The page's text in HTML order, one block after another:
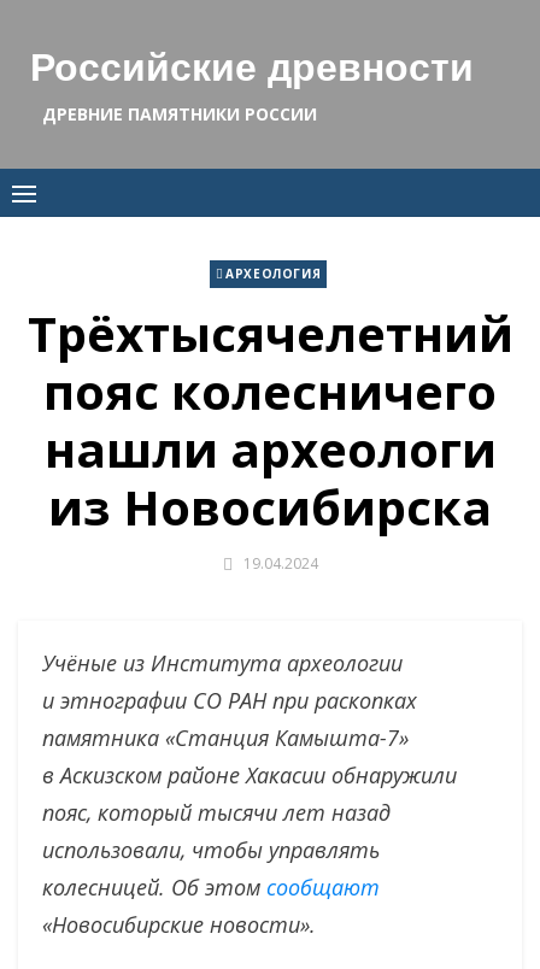
contentРоссийские древности
ДРЕВНИЕ ПАМЯТНИКИ РОССИИ
АРХЕОЛОГИЯ
Трёхтысячелетний
пояс колесничего
нашли археологи
из Новосибирска
19.04.2024
Учёные из Института археологии
и этнографии СО РАН при раскопках
памятника «Станция Камышта-7»
в Аскизском районе Хакасии обнаружили
пояс, который тысячи лет назад
использовали, чтобы управлять
колесницей. Об этом сообщают
«Новосибирские новости».